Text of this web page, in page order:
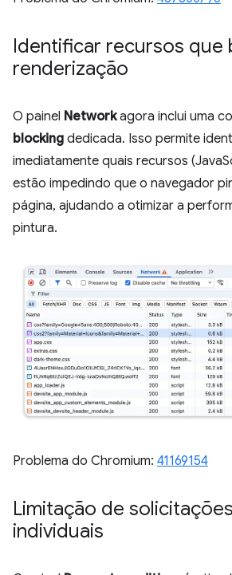
Identificar recursos que
renderização
O painel Networkagora inclui uma
blocking dedicada. Isso permite
imediatamente quais recursos
estão impedindo que o navegador
página, ajudando a otimizar a
pintura.
Problema do Chromium: 41169154
Limitação de
individuais